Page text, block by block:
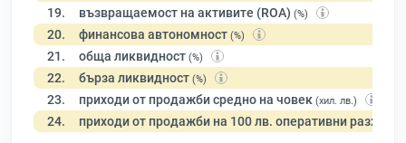
19. възвращаемост на активите (ROA) (%)
20. финансова автономност (%)
21. обща ликвидност (%)
22. бърза ликвидност (%)
23. приходи от продажби средно на човек (хил. лв.)
24. приходи от продажби на 100 лв. оперативни разходи